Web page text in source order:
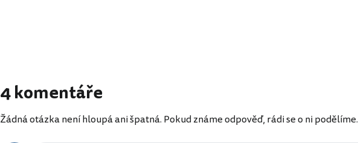
4 komentáře
Žádná otázka není hloupá ani špatná. Pokud známe odpověď, rádi se o ni podělíme.